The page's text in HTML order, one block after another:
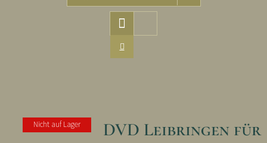
Nicht auf Lager
DVD Leibringen für